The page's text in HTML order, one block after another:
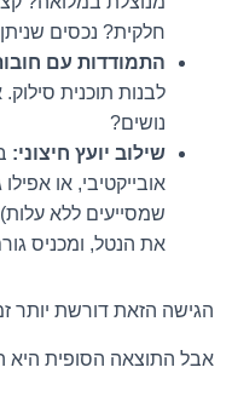
חלקית? נכסים
התמודדות עם
לבנות תוכנית
נושים?
שילוב יועץ חיצוני:
אובייקטיבי, או
שמסייעים ללא
את הנטל, ומכניס
הגישה הזאת דורשת יותר
אבל התוצאה הסופית היא